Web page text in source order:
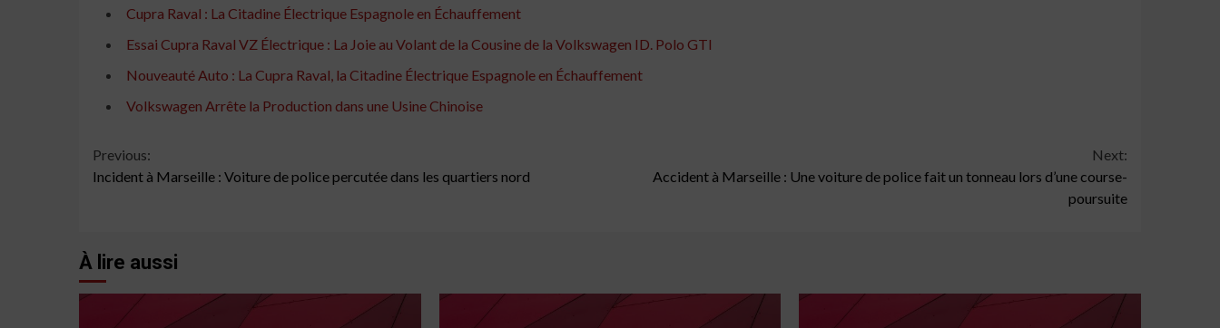
Cupra Raval : La Citadine Électrique Espagnole en Échauffement
Essai Cupra Raval VZ Électrique : La Joie au Volant de la Cousine de la Volkswagen ID. Polo GTI
Nouveauté Auto : La Cupra Raval, la Citadine Électrique Espagnole en Échauffement
Volkswagen Arrête la Production dans une Usine Chinoise
Continue
Previous:
Incident à Marseille : Voiture de police percutée dans les quartiers nord
Next:
Accident à Marseille : Une voiture de police fait un tonneau lors d’une course-
poursuite
À lire aussi